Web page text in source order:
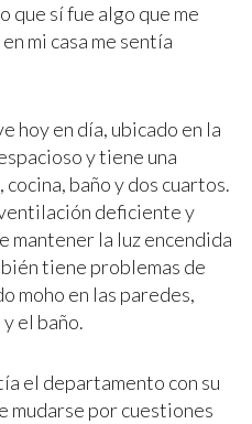
que sí fue algo que me
mi casa me sentía
hoy en día, ubicado en la
y tiene una
baño y dos cuartos.
deficiente y
mantener la luz encendida
tiene problemas de
moho en las paredes,
el baño.
el departamento con su
mudarse por cuestiones